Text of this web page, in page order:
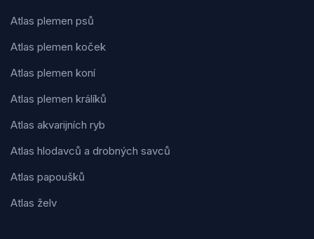
Atlas plemen psů
Atlas plemen koček
Atlas plemen koní
Atlas plemen králíků
Atlas akvarijních ryb
Atlas hlodavců a drobných savců
Atlas papoušků
Atlas želv